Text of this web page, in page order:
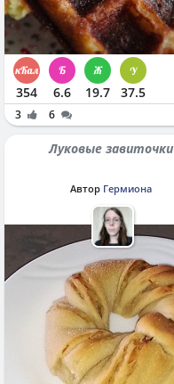
354 6.6 19.7 37.5
3 6
Луковые завиточки
Автор Гермиона